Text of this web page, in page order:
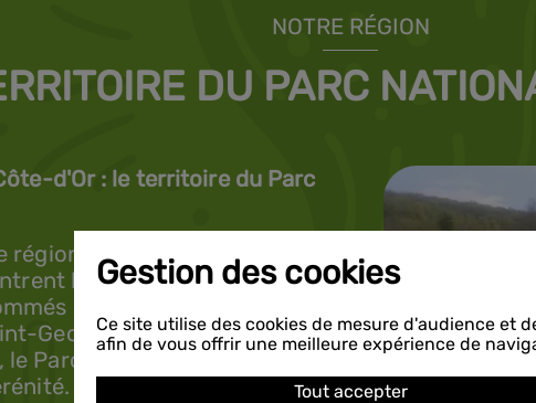
NOTRE RÉGION
DU PARC
d'Or : le territoire du Parc
préservée, où la
harmonieusement. À
de Chablis, Irancy,
Georges, et aux portes des
le Parc national de forêts
Gestion des cookies
Ce site utilise des cookies de mesure d'audience et
afin de vous offrir une meilleure expérience de
Tout accepter